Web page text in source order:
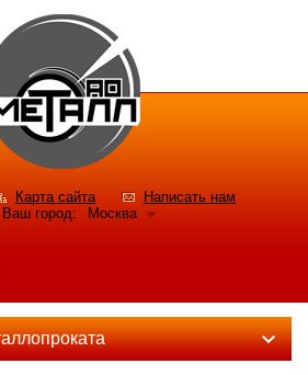
Карта сайта
Написать нам
Ваш город:
Москва